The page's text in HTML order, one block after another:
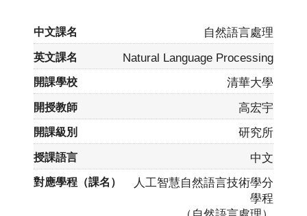
自然語言處理
Natural Language Processing
清華大學
高宏宇
研究所
中文
人工智慧自然語言技術學分
學程